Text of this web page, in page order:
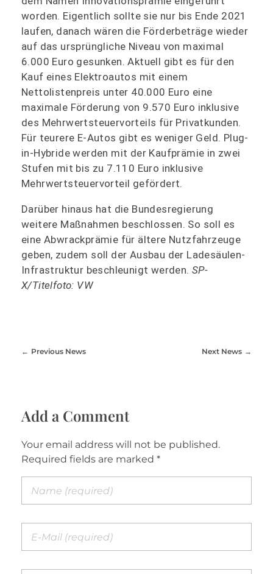
worden. Eigentlich sollte sie nur bis Ende 2021
laufen, danach wären die Förderbeträge wieder
auf das ursprüngliche Niveau von maximal
6.000 Euro gesunken. Aktuell gibt es für den
Kauf eines Elektroautos mit einem
Nettolistenpreis unter 40.000 Euro eine
maximale Förderung von 9.570 Euro inklusive
des Mehrwertsteuervorteils für Privatkunden.
Für teurere E-Autos gibt es weniger Geld. Plug-
in-Hybride werden mit der Kaufprämie in zwei
Stufen mit bis zu 7.110 Euro inklusive
Mehrwertsteuervorteil gefördert.
Darüber hinaus hat die Bundesregierung
weitere Maßnahmen beschlossen. So soll es
eine Abwrackprämie für ältere Nutzfahrzeuge
geben, zudem soll der Ausbau der Ladesäulen-
Infrastruktur beschleunigt werden. SP-
X/Titelfoto: VW
Previous News Next News
Add a Comment
Your email address will not be published.
Required fields are marked *